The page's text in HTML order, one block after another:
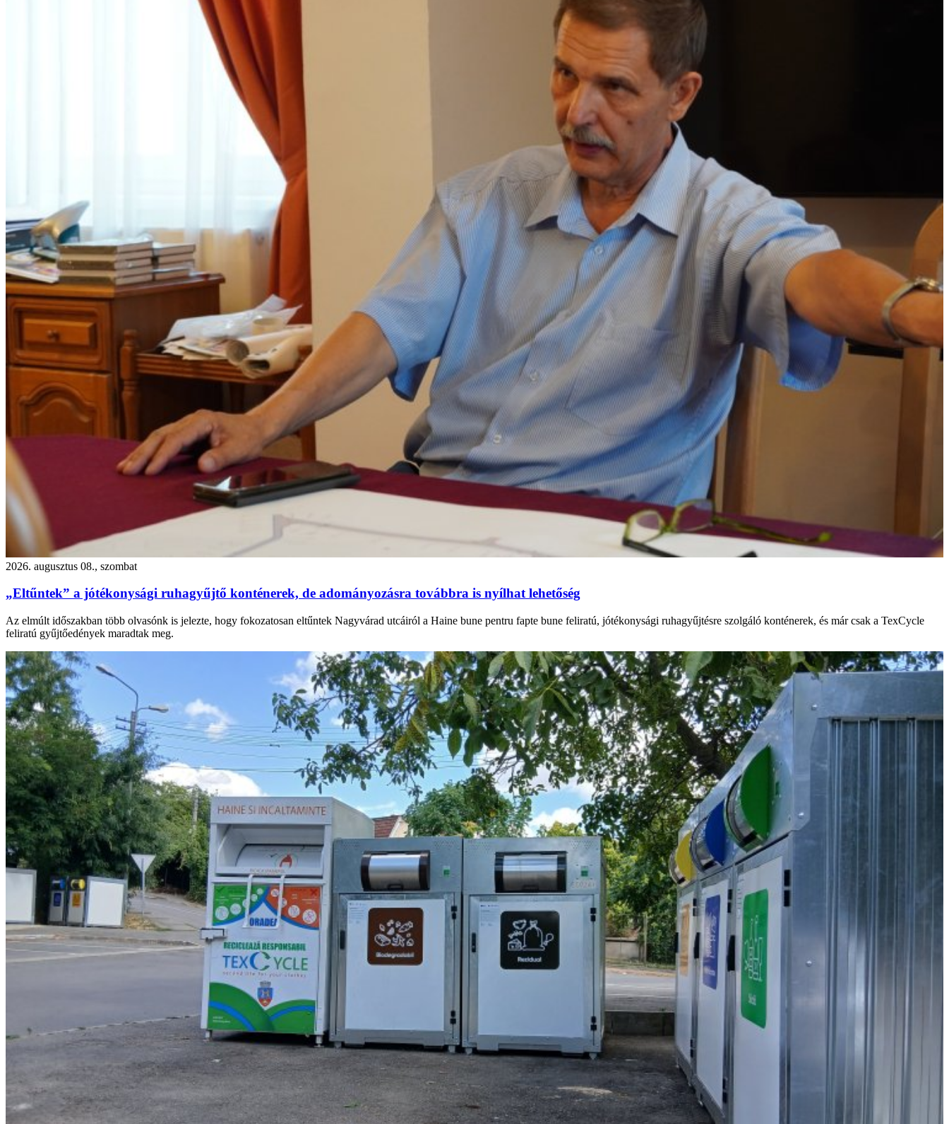
2026. augusztus 08., szombat
„Eltűntek” a jótékonysági ruhagyűjtő konténerek, de adományozásra továbbra is nyílhat lehetőség
Az elmúlt időszakban több olvasónk is jelezte, hogy fokozatosan eltűntek Nagyvárad utcáiról a Haine bune pentru fapte bune feliratú, jótékonysági ruhagyűjtésre szolgáló konténerek, és már csak a TexCycle
feliratú gyűjtőedények maradtak meg.